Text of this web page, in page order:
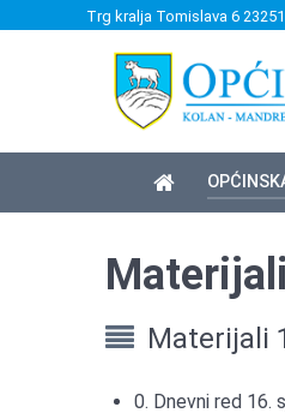
Trg kralja Tomislava 6
Materijali
0. Dnevni red 16.